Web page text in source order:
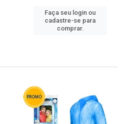
Faça seu login ou
cadastre-se para
comprar.